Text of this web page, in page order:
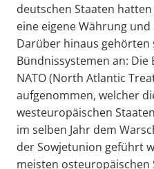
deutschen Staaten
eine eigene Währung
Darüber hinaus
Bündnissystemen an: Die
NATO (North Atlantic
aufgenommen, welcher
westeuropäischen
im selben Jahr dem
der Sowjetunion geführt
meisten